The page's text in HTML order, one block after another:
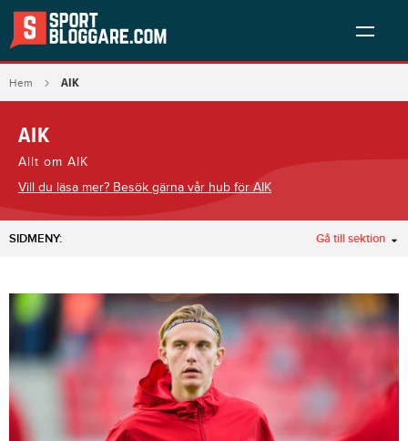
Hem AIK
AIK
Allt om AIK
Vill du läsa mer? Besök gärna vår hub för AIK
SIDMENY: Gå till sektion